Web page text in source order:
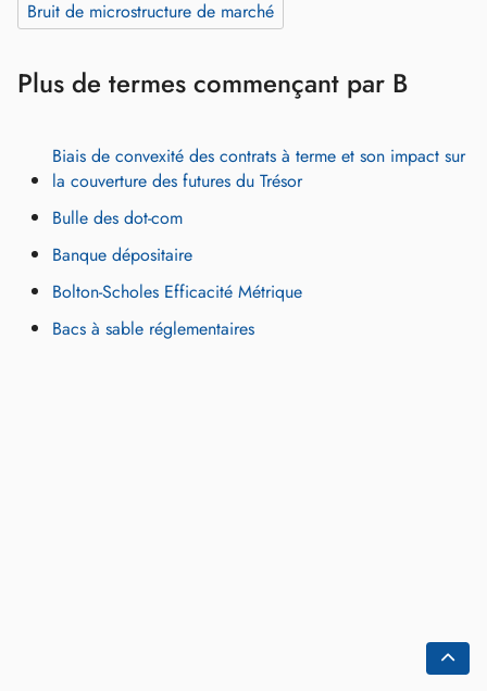
Bruit de microstructure de marché
Plus de termes commençant par B
Biais de convexité des contrats à terme et son impact sur
la couverture des futures du Trésor
Bulle des dot-com
Banque dépositaire
Bolton-Scholes Efficacité Métrique
Bacs à sable réglementaires